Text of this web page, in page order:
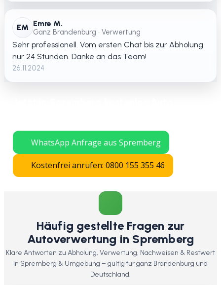
EM Emre M.
Ganz Brandenburg • Verwertung
Sehr professionell. Vom ersten Chat bis zur Abholung
nur 24 Stunden. Danke an das Team!
26.11.2024
WhatsApp Anfrage aus Spremberg
Kostenfrei anrufen: 0800 155 355 46
Häufig gestellte Fragen zur
Autoverwertung in Spremberg
Klare Antworten zu Abholung, Verwertung, Nachweisen & Restwert
in Spremberg & Umgebung – gültig für ganz Brandenburg und
Deutschland.